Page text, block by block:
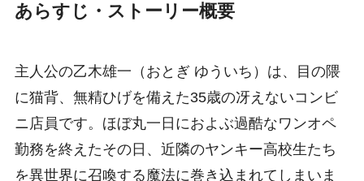
あらすじ・ストーリー概要
主人公の乙木雄一（おとぎ ゆういち）は、目の隈
に猫背、無精ひげを備えた35歳の冴えないコンビ
ニ店員です。ほぼ丸一日におよぶ過酷なワンオペ
勤務を終えたその日、近隣のヤンキー高校生たち
を異世界に召喚する魔法に巻き込まれてしまいま